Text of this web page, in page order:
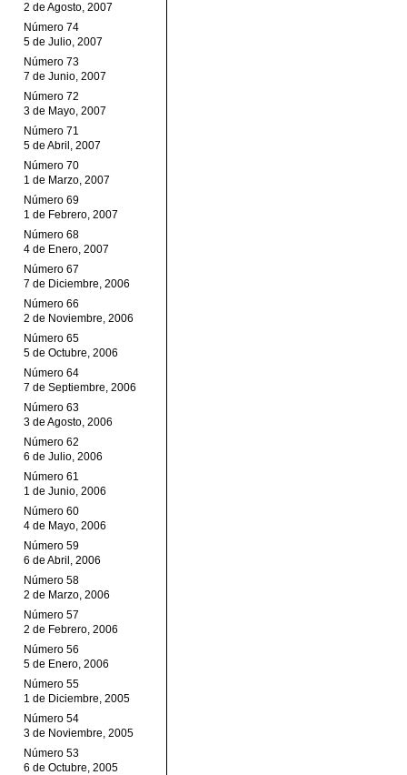
2 de Agosto, 2007
Número 74
5 de Julio, 2007
Número 73
7 de Junio, 2007
Número 72
3 de Mayo, 2007
Número 71
5 de Abril, 2007
Número 70
1 de Marzo, 2007
Número 69
1 de Febrero, 2007
Número 68
4 de Enero, 2007
Número 67
7 de Diciembre, 2006
Número 66
2 de Noviembre, 2006
Número 65
5 de Octubre, 2006
Número 64
7 de Septiembre, 2006
Número 63
3 de Agosto, 2006
Número 62
6 de Julio, 2006
Número 61
1 de Junio, 2006
Número 60
4 de Mayo, 2006
Número 59
6 de Abril, 2006
Número 58
2 de Marzo, 2006
Número 57
2 de Febrero, 2006
Número 56
5 de Enero, 2006
Número 55
1 de Diciembre, 2005
Número 54
3 de Noviembre, 2005
Número 53
6 de Octubre, 2005